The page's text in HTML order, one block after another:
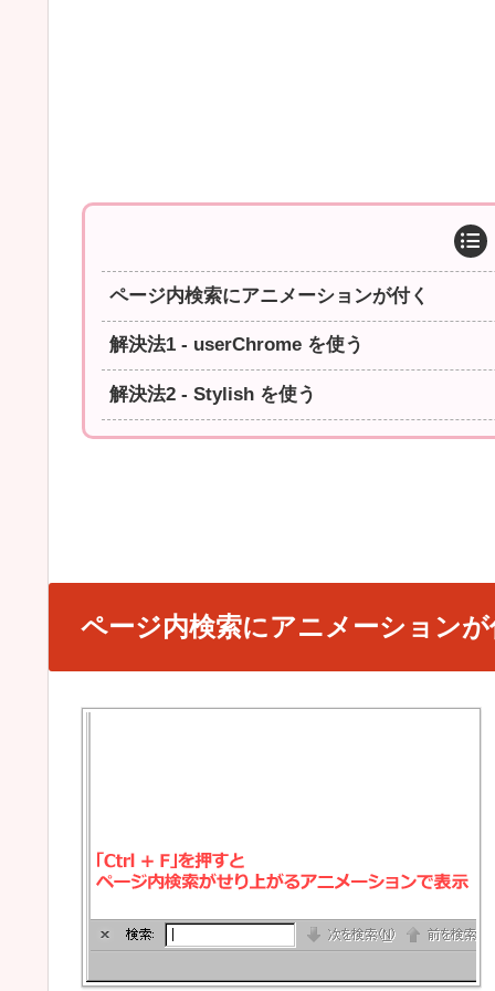
ページ内検索にアニメーションが付く
解決法1 - userChrome を使う
解決法2 - Stylish を使う
ページ内検索にアニメーション